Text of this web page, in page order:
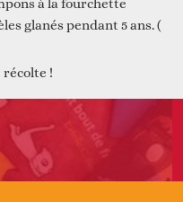
glanés pendant 5 ans. (
!